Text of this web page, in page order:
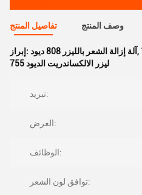
تفاصيل المنتج وصف المنتج
إبراز: آلة إزالة الشعر بالليزر 808 ديود ,
755 ليزر الالكساندريت الديود
تبريد:
العرض:
الوظائف:
توافق لون الشعر: